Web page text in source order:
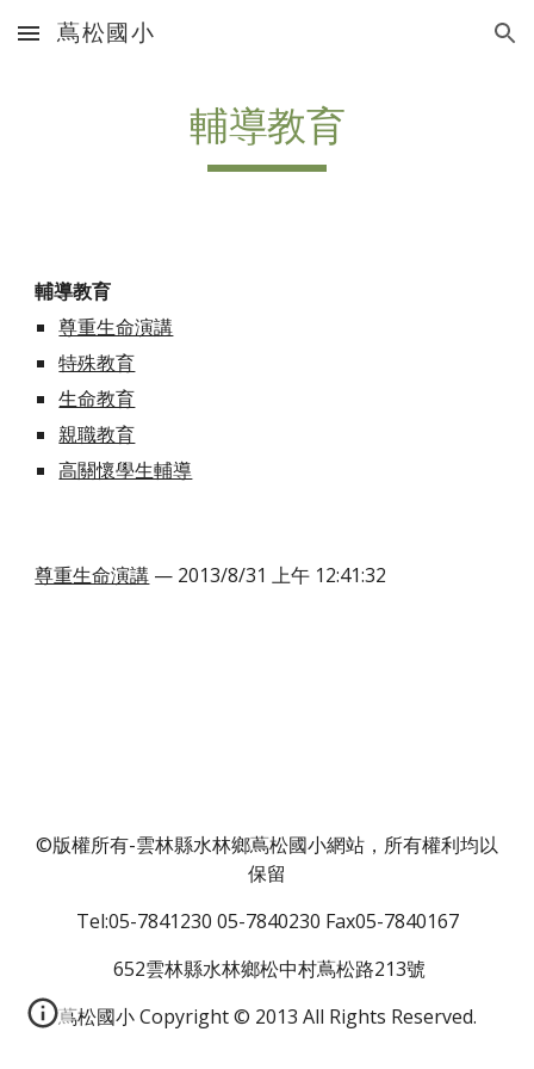
Skip to main content Skip to navigation
蔦松國小
輔導教育
輔導教育
尊重生命演講
特殊教育
生命教育
親職教育
高關懷學生輔導
尊重生命演講 — 2013/8/31 上午 12:41:32
©版權所有-雲林縣水林鄉蔦松國小網站，所有權利均以
保留
Tel:05-7841230 05-7840230 Fax05-7840167
652雲林縣水林鄉松中村蔦松路213號
蔦松國小 Copyright © 2013 All Rights Reserved.